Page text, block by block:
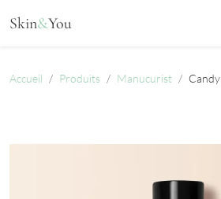
Skin&You
Accueil Produits Manucurist Candy